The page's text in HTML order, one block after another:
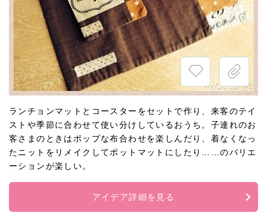
ランチョンマットとコースターをセットで作り、来客のテイ
ストや季節に合わせて使い分けしているおうち。子連れのお
客さまのときはポップな布合わせを楽しんだり、着なくなっ
たニットをリメイクしてポットマットにしたり……のバリエ
ーションが楽しい。
アイデア詳細を見る